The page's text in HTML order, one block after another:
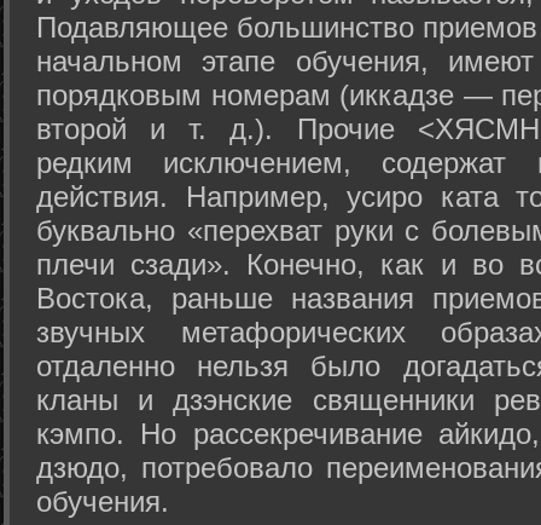
Подавляющее большинство
начальном этапе обучения,
порядковым номерам (иккадзе —
второй и т. д.). Прочие
редким исключением, содержат
действия. Например, усиро ката
буквально «перехват руки с
плечи сзади». Конечно, как и во
Востока, раньше названия
звучных метафорических
отдаленно нельзя было
кланы и дзэнские священники
кэмпо. Но рассекречивание
дзюдо, потребовало
обучения.